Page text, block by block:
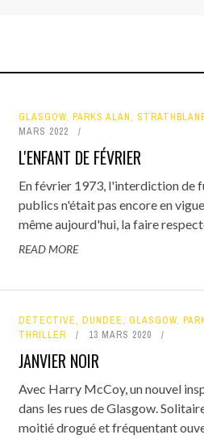
GLASGOW, PARKS ALAN,
MARS 2022
L'ENFANT DE FÉVRIER
En février 1973, l'interdiction de
publics n'était pas encore en
même aujourd'hui, la faire
READ MORE
DÉTECTIVE, DUNDEE, GLASGOW,
THRILLER
13 MARS 2020
JANVIER NOIR
Avec Harry McCoy, un nouvel
dans les rues de Glasgow.
moitié drogué et fréquentant